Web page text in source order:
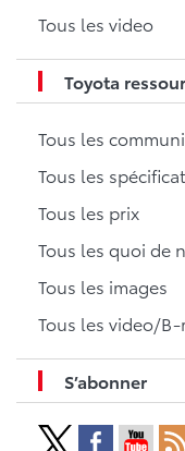
Tous les video
Toyota
Tous les
Tous les
Tous les prix
Tous les quoi de
Tous les images
Tous les video/
S’abonner